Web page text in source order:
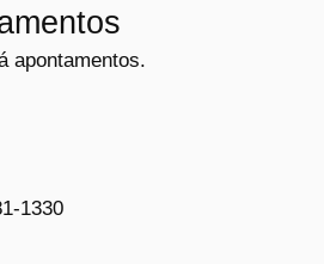
apontamentos.
1330